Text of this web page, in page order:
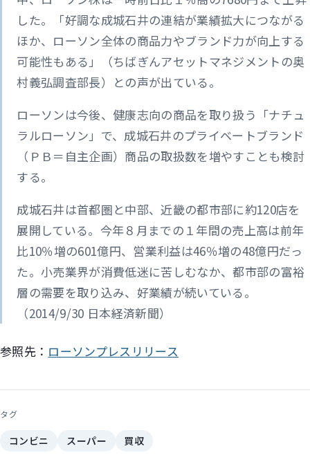
した。「好調な成城石井の連結が業績拡大につながる
ほか、ローソン全体の商品力やブランド力が向上する
可能性もある」（ちばぎんアセットマネジメントの奥
村義弘調査部長）との声が出ている。
ローソンは今後、健康志向の商品を取り扱う「ナチュ
ラルローソン」で、成城石井のプライベートブランド
（ＰＢ＝自主企画）商品の取扱数を増やすことも検討
する。
成城石井は首都圏と中部、近畿の都市部に約120店を
展開している。今年８月までの１年間の売上高は前年
比10％増の601億円、営業利益は46％増の48億円だっ
た。小売業界が消費低迷に苦しむなか、都市部の富裕
層の需要を取り込み、好業績が続いている。
（2014/9/30 日本経済新聞）
参照先： ローソンプレスリリース
タグ
コンビニ スーパー 買収